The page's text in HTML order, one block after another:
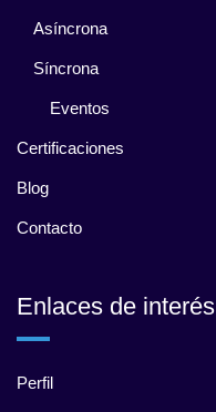
Asíncrona
Síncrona
Eventos
Certificaciones
Blog
Contacto
Enlaces de interés
Perfil